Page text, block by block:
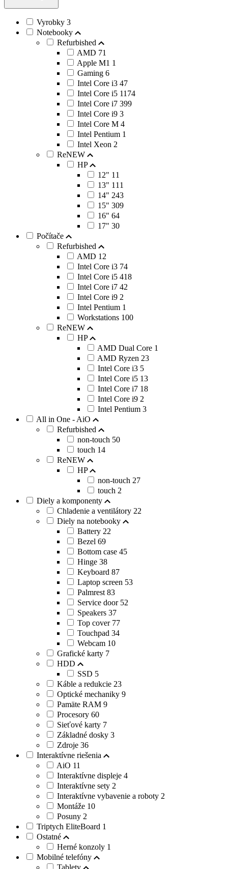
Vyrobky 3
Notebooky
Refurbished
AMD 71
Apple M1 1
Gaming 6
Intel Core i3 47
Intel Core i5 1174
Intel Core i7 399
Intel Core i9 3
Intel Core M 4
Intel Pentium 1
Intel Xeon 2
ReNEW
HP
12" 11
13" 111
14" 243
15" 309
16" 64
17" 30
Počítače
Refurbished
AMD 12
Intel Core i3 74
Intel Core i5 418
Intel Core i7 42
Intel Core i9 2
Intel Pentium 1
Workstations 100
ReNEW
HP
AMD Dual Core 1
AMD Ryzen 23
Intel Core i3 5
Intel Core i5 13
Intel Core i7 18
Intel Core i9 2
Intel Pentium 3
All in One - AiO
Refurbished
non-touch 50
touch 14
ReNEW
HP
non-touch 27
touch 2
Diely a komponenty
Chladenie a ventilátory 22
Diely na notebooky
Battery 22
Bezel 69
Bottom case 45
Hinge 38
Keyboard 87
Laptop screen 53
Palmrest 83
Service door 52
Speakers 37
Top cover 77
Touchpad 34
Webcam 10
Grafické karty 7
HDD
SSD 5
Káble a redukcie 23
Optické mechaniky 9
Pamäte RAM 9
Procesory 60
Sieťové karty 7
Základné dosky 3
Zdroje 36
Interaktívne riešenia
AiO 11
Interaktívne displeje 4
Interaktívne sety 2
Interaktívne vybavenie a roboty 2
Montáže 10
Posuny 2
Triptych EliteBoard 1
Ostatné
Herné konzoly 1
Mobilné telefóny
Tablety